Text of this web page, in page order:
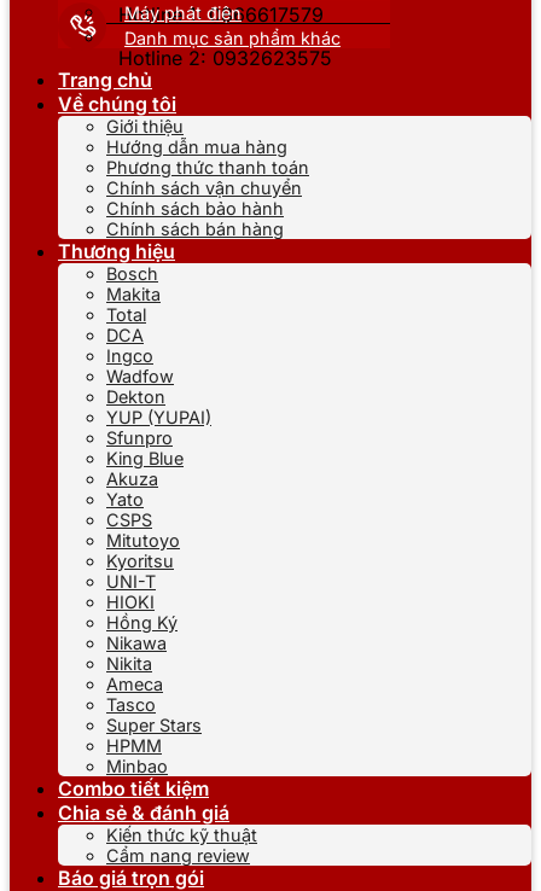
Hotline 1: 0866617579
Hotline 2: 0932623575
Máy phát điện
Danh mục sản phẩm khác
Trang chủ
Về chúng tôi
Giới thiệu
Hướng dẫn mua hàng
Phương thức thanh toán
Chính sách vận chuyển
Chính sách bảo hành
Chính sách bán hàng
Thương hiệu
Bosch
Makita
Total
DCA
Ingco
Wadfow
Dekton
YUP (YUPAI)
Sfunpro
King Blue
Akuza
Yato
CSPS
Mitutoyo
Kyoritsu
UNI-T
HIOKI
Hồng Ký
Nikawa
Nikita
Ameca
Tasco
Super Stars
HPMM
Minbao
Combo tiết kiệm
Chia sẻ & đánh giá
Kiến thức kỹ thuật
Cẩm nang review
Báo giá trọn gói